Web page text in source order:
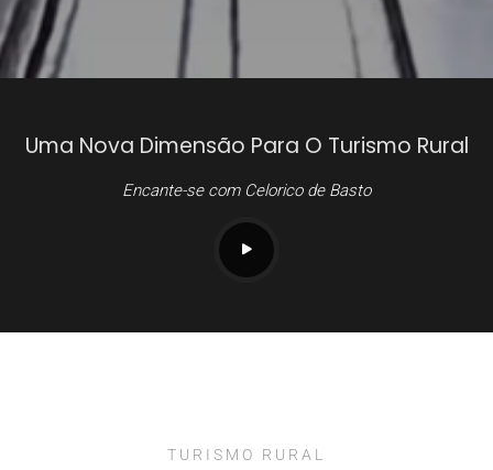
Uma Nova Dimensão Para O Turismo Rural
Encante-se com Celorico de Basto
TURISMO RURAL